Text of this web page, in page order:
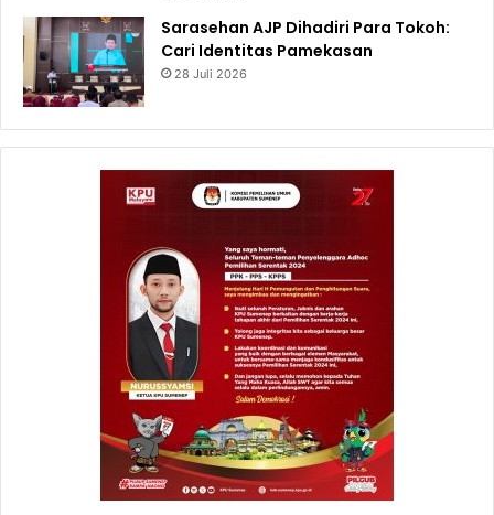
Sarasehan AJP Dihadiri Para Tokoh:
Cari Identitas Pamekasan
28 Juli 2026